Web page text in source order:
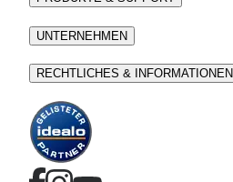
UNTERNEHMEN
RECHTLICHES & INFORMATIONEN